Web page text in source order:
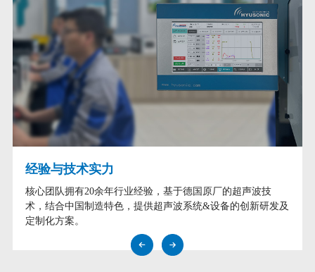
经验与技术实力
核心团队拥有20余年行业经验，基于德国原厂的超声波技
术，结合中国制造特色，提供超声波系统&设备的创新研发及
定制化方案。